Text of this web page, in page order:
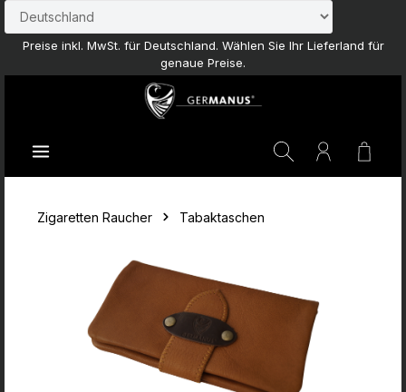
Zum Hauptinhalt springen
Preise inkl. MwSt. für Deutschland. Wählen Sie Ihr Lieferland für
genaue Preise.
Zigaretten Raucher Tabaktaschen